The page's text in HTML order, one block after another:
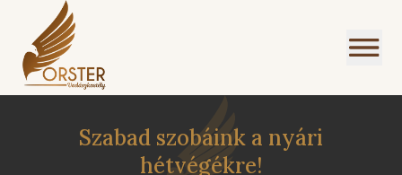
Szabad szobáink a nyári
hétvégékre!